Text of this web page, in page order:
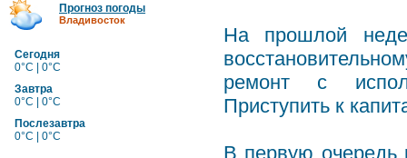
Прогноз погоды
Владивосток
Сегодня
0°C | 0°C
Завтра
0°C | 0°C
Послезавтра
0°C | 0°C
На прошлой
ремонт с
Приступить к
В первую очередь